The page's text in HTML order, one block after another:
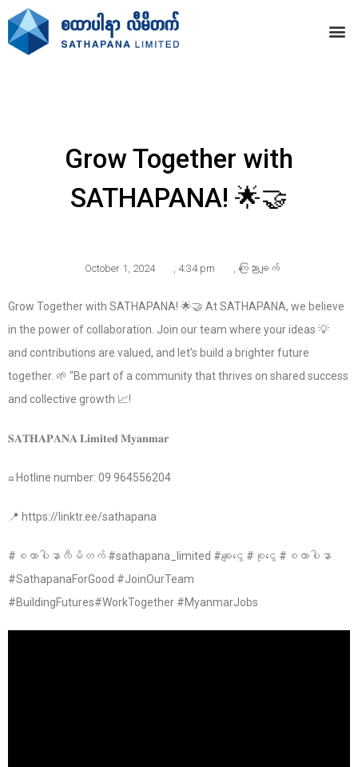
Grow Together with
SATHAPANA! 🌟🤝
October 1, 2024 4:34 pm ကြေညာချက်
Grow Together with SATHAPANA! 🌟🤝 At SATHAPANA, we believe
in the power of collaboration. Join our team where your ideas 💡
and contributions are valued, and let’s build a brighter future
together. 🌱 “Be part of a community that thrives on shared success
and collective growth 📈!
𝐒𝐀𝐓𝐇𝐀𝐏𝐀𝐍𝐀 𝐋𝐢𝐦𝐢𝐭𝐞𝐝 𝐌𝐲𝐚𝐧𝐦𝐚𝐫
☎ Hotline number: 09 964556204
📍 https://linktr.ee/sathapana
#စထာပါနာလီမိတက် #sathapana_limited #ချေးငွေ #စုငွေ #စထာပါနာ
#SathapanaForGood #JoinOurTeam
#BuildingFutures#WorkTogether #MyanmarJobs